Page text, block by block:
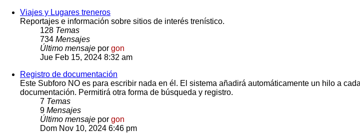
Viajes y Lugares treneros
Reportajes e información sobre sitios de interés trenístico.
128 Temas
734 Mensajes
Último mensaje por gon
Jue Feb 15, 2024 8:32 am
Registro de documentación
Este Subforo NO es para escribir nada en él. El sistema añadirá automáticamente un hilo a
documentación. Permitirá otra forma de búsqueda y registro.
7 Temas
9 Mensajes
Último mensaje por gon
Dom Nov 10, 2024 6:46 pm